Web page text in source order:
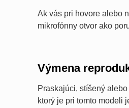
Ak vás pri hovore alebo
mikrofónny otvor ako
Výmena
Praskajúci, stíšený
ktorý je pri tomto modeli